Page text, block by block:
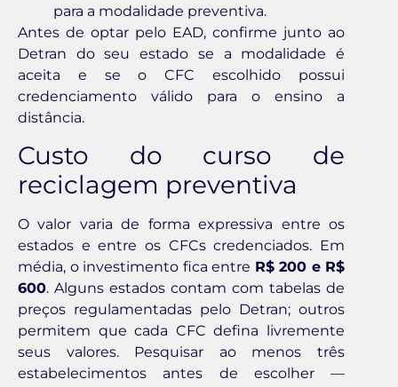
para a modalidade preventiva.
Antes de optar pelo EAD, confirme junto ao
Detran do seu estado se a modalidade é
aceita e se o CFC escolhido possui
credenciamento válido para o ensino a
distância.
Custo do curso de
reciclagem preventiva
O valor varia de forma expressiva entre os
estados e entre os CFCs credenciados. Em
média, o investimento fica entre R$ 200 e R$
600. Alguns estados contam com tabelas de
preços regulamentadas pelo Detran; outros
permitem que cada CFC defina livremente
seus valores. Pesquisar ao menos três
estabelecimentos antes de escolher —